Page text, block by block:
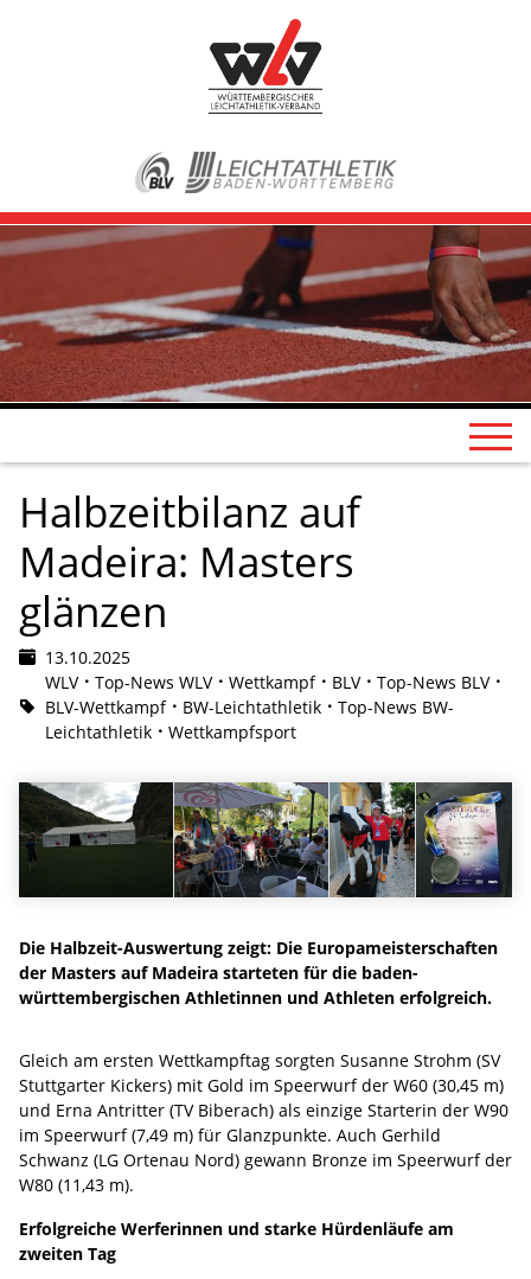
Halbzeitbilanz auf
Madeira: Masters
glänzen
13.10.2025
WLV
Top-News WLV Wettkampf BLV
Top-News BLV
BLV-Wettkampf
BW-Leichtathletik
Top-News BW-
Leichtathletik
Wettkampfsport
Die Halbzeit-Auswertung zeigt: Die Europameisterschaften
der Masters auf Madeira starteten für die baden-
württembergischen Athletinnen und Athleten erfolgreich.
Gleich am ersten Wettkampftag sorgten Susanne Strohm (SV
Stuttgarter Kickers) mit Gold im Speerwurf der W60 (30,45 m)
und Erna Antritter (TV Biberach) als einzige Starterin der W90
im Speerwurf (7,49 m) für Glanzpunkte. Auch Gerhild
Schwanz (LG Ortenau Nord) gewann Bronze im Speerwurf der
W80 (11,43 m).
Erfolgreiche Werferinnen und starke Hürdenläufe am
zweiten Tag